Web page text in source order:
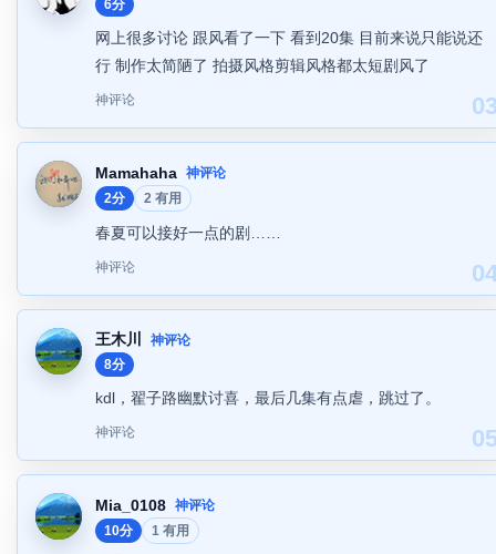
6分
网上很多讨论 跟风看了一下 看到20集 目前来说只能说还
行 制作太简陋了 拍摄风格剪辑风格都太短剧风了
神评论
Mamahaha 神评论
2分
2 有用
春夏可以接好一点的剧……
神评论
王木川
神评论
8分
kdl，翟子路幽默讨喜，最后几集有点虐，跳过了。
神评论
Mia_0108 神评论
10分
1 有用